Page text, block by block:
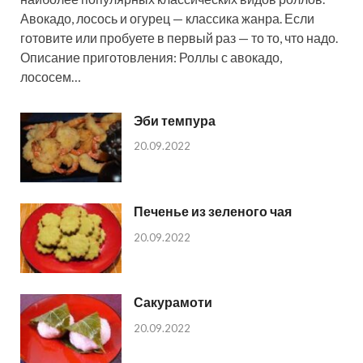
Авокадо, лосось и огурец — классика жанра. Если
готовите или пробуете в первый раз — то то, что надо.
Описание приготовления: Роллы с авокадо,
лососем…
Эби темпура
20.09.2022
Печенье из зеленого чая
20.09.2022
Сакурамоти
20.09.2022